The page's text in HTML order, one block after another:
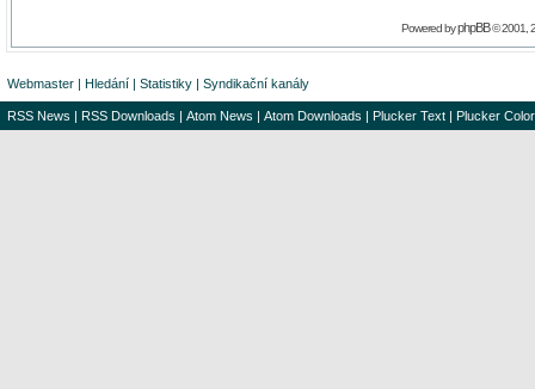
Powered byphpBB© 2001,
Webmaster | Hledání | Statistiky | Syndikační kanály
RSS News | RSS Downloads | Atom News | Atom Downloads | Plucker Text | Plucker Color